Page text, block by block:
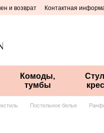
и возврат Контактная
Комоды,
тумбы
Постельное белье